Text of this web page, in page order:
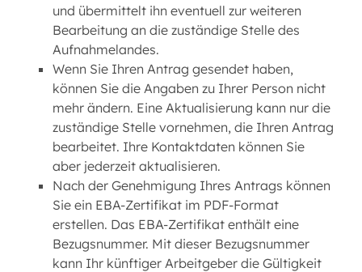
und übermittelt ihn eventuell zur weiteren
Bearbeitung an die zuständige Stelle des
Aufnahmelandes.
Wenn Sie Ihren Antrag gesendet haben,
können Sie die Angaben zu Ihrer Person nicht
mehr ändern. Eine Aktualisierung kann nur die
zuständige Stelle vornehmen, die Ihren Antrag
bearbeitet. Ihre Kontaktdaten können Sie
aber jederzeit aktualisieren.
Nach der Genehmigung Ihres Antrags können
Sie ein EBA-Zertifikat im PDF-Format
erstellen. Das EBA-Zertifikat enthält eine
Bezugsnummer. Mit dieser Bezugsnummer
kann Ihr künftiger Arbeitgeber die Gültigkeit